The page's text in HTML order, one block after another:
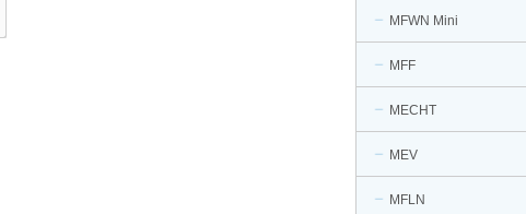
MFWN Mini
MFF
MECHT
MEV
MFLN